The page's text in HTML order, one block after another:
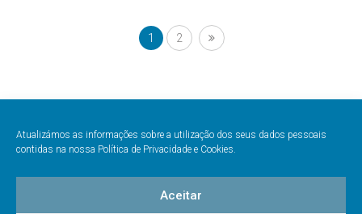
Atualizámos as informações sobre a utilização dos seus dados pessoais
contidas na nossa Política de Privacidade e Cookies.
Aceitar
1 2
Resolução de conflitos
Gestglass © 2020 Todos os direitos reservados |